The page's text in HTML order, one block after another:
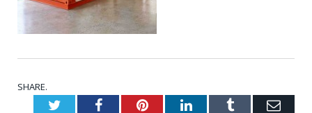
SHARE.
TwitterFacebookPinterestLinkedInTumblr